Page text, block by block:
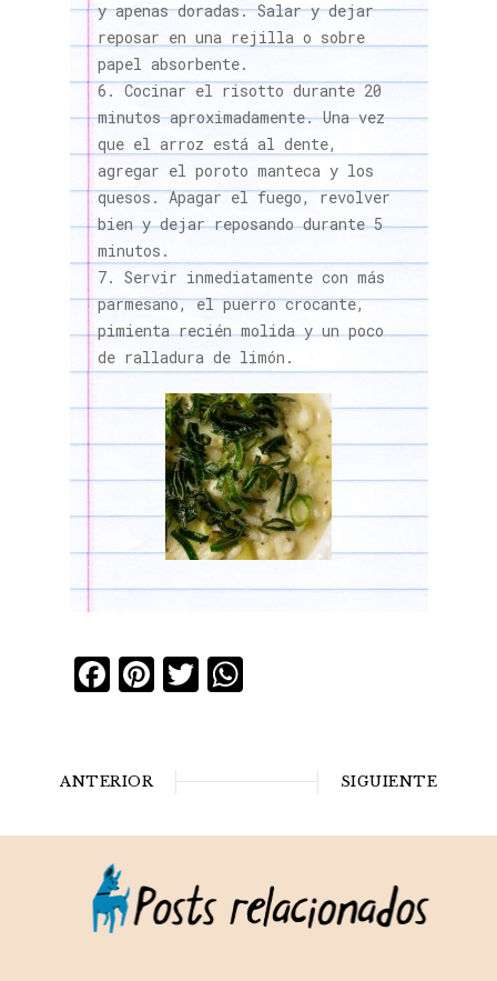
y apenas doradas. Salar y dejar
reposar en una rejilla o sobre
papel absorbente.
Cocinar el risotto durante 20
minutos aproximadamente. Una vez
que el arroz está al dente,
agregar el poroto manteca y los
quesos. Apagar el fuego, revolver
bien y dejar reposando durante 5
minutos.
Servir inmediatamente con más
parmesano, el puerro crocante,
pimienta recién molida y un poco
de ralladura de limón.
Facebook
Pinterest
Twitter
WhatsApp
ANTERIOR SIGUIENTE